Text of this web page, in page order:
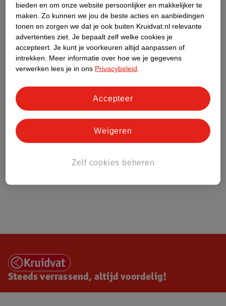
Kruidvat Club
Klantenservice
Over Kruidvat
Steeds verrassend, altijd voordelig!
bieden en om onze website persoonlijker en makkelijker te
maken. Zo kunnen we jou de beste acties en aanbiedingen
tonen en zorgen we dat je ook buiten Kruidvat.nl relevante
advertenties ziet. Je bepaalt zelf welke cookies je
accepteert. Je kunt je voorkeuren altijd aanpassen of
intrekken.
Meer informatie over hoe we je gegevens
verwerken lees je in ons Privacybeleid
Zelf cookies beheren
Weigeren
Accepteer